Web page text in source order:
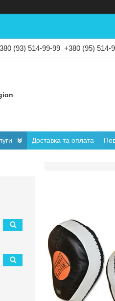
(93) 514-99-99 +380 (95) 514-
Доставка та оплата